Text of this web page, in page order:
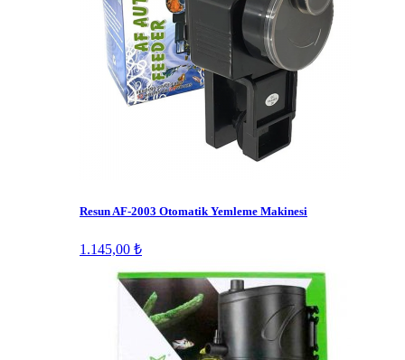
Resun AF-2003 Otomatik Yemleme Makinesi
1.145,00 ₺